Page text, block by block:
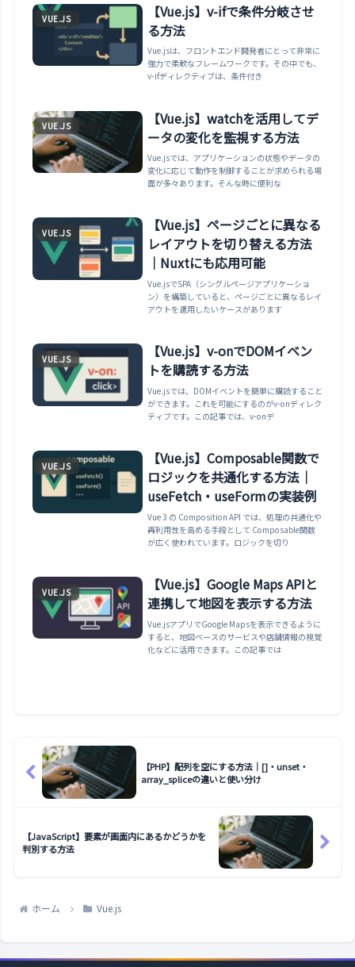
VUE.JS
【Vue.js】v-ifで条件分岐させ
る方法
Vue.jsは、フロントエンド開発者にとって非常に
強力で柔軟なフレームワークです。その中でも、
v-ifディレクティブは、条件付き
VUE.JS
【Vue.js】watchを活用してデ
ータの変化を監視する方法
Vue.jsでは、アプリケーションの状態やデータの
変化に応じて動作を制御することが求められる場
面が多々あります。そんな時に便利な
VUE.JS
【Vue.js】ページごとに異なる
レイアウトを切り替える方法
｜Nuxtにも応用可能
Vue.jsでSPA（シングルページアプリケーショ
ン）を構築していると、ページごとに異なるレイ
アウトを適用したいケースがあります
VUE.JS
【Vue.js】v-onでDOMイベン
トを購読する方法
Vue.jsでは、DOMイベントを簡単に購読すること
ができます。これを可能にするのがv-onディレク
ティブです。この記事では、v-onデ
VUE.JS
【Vue.js】Composable関数で
ロジックを共通化する方法｜
useFetch・useFormの実装例
Vue 3 の Composition API では、処理の共通化や
再利用性を高める手段として Composable関数
が広く使われています。ロジックを切り
VUE.JS
【Vue.js】Google Maps APIと
連携して地図を表示する方法
Vue.jsアプリでGoogle Mapsを表示できるように
すると、地図ベースのサービスや店舗情報の視覚
化などに活用できます。この記事では
【PHP】配列を空にする方法｜[]・unset・
array_spliceの違いと使い分け
【JavaScript】要素が画面内にあるかどうかを
判別する方法
ホーム Vue.js